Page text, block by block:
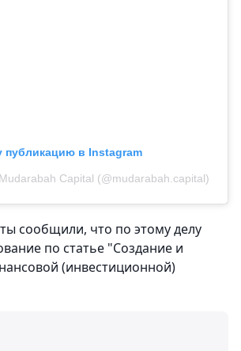
публикацию в Instagram
Capital (@mudarabah.capital)
сообщили, что по этому делу
по статье "Создание и
(инвестиционной)